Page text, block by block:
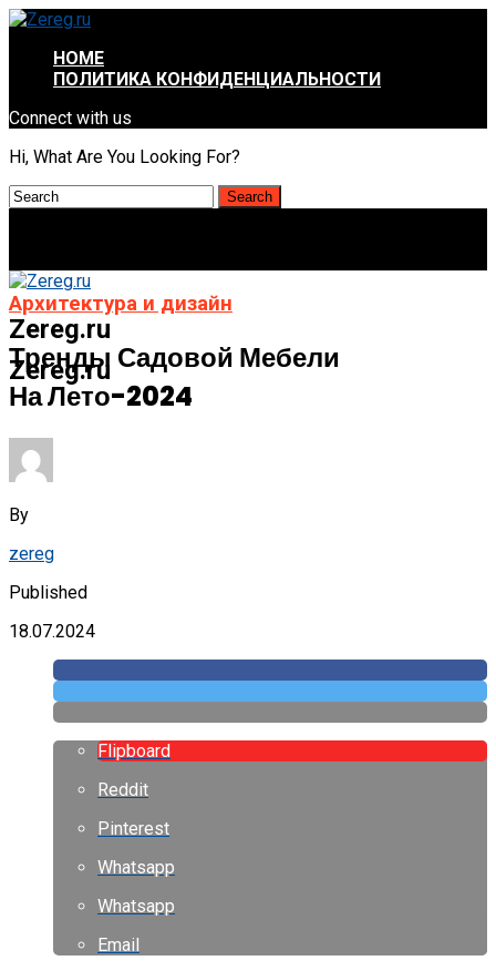
HOME
ПОЛИТИКА КОНФИДЕНЦИАЛЬНОСТИ
Connect with us
Hi, What Are You Looking For?
Zereg.ru
Zereg.ru
Архитектура и дизайн
Тренды Садовой Мебели
На Лето-2024
By
zereg
Published
18.07.2024
Flipboard
Reddit
Pinterest
Whatsapp
Whatsapp
Email